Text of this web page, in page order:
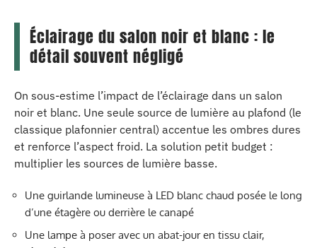
Éclairage du salon noir et blanc : le
détail souvent négligé
On sous-estime l’impact de l’éclairage dans un salon
noir et blanc. Une seule source de lumière au plafond (le
classique plafonnier central) accentue les ombres dures
et renforce l’aspect froid. La solution petit budget :
multiplier les sources de lumière basse.
Une guirlande lumineuse à LED blanc chaud posée le long
d’une étagère ou derrière le canapé
Une lampe à poser avec un abat-jour en tissu clair,